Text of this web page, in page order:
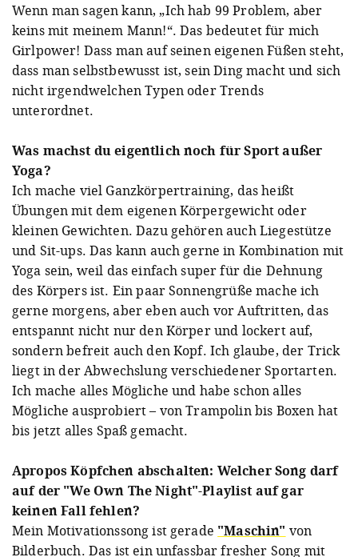
Wenn man sagen kann, „Ich hab 99 Problem, aber
keins mit meinem Mann!“. Das bedeutet für mich
Girlpower! Dass man auf seinen eigenen Füßen steht,
dass man selbstbewusst ist, sein Ding macht und sich
nicht irgendwelchen Typen oder Trends
unterordnet.
Was machst du eigentlich noch für Sport außer
Yoga?
Ich mache viel Ganzkörpertraining, das heißt
Übungen mit dem eigenen Körpergewicht oder
kleinen Gewichten. Dazu gehören auch Liegestütze
und Sit-ups. Das kann auch gerne in Kombination mit
Yoga sein, weil das einfach super für die Dehnung
des Körpers ist. Ein paar Sonnengrüße mache ich
gerne morgens, aber eben auch vor Auftritten, das
entspannt nicht nur den Körper und lockert auf,
sondern befreit auch den Kopf. Ich glaube, der Trick
liegt in der Abwechslung verschiedener Sportarten.
Ich mache alles Mögliche und habe schon alles
Mögliche ausprobiert – von Trampolin bis Boxen hat
bis jetzt alles Spaß gemacht.
Apropos Köpfchen abschalten: Welcher Song darf
auf der "We Own The Night"-Playlist auf gar
keinen Fall fehlen?
Mein Motivationssong ist gerade "Maschin" von
Bilderbuch. Das ist ein unfassbar fresher Song mit